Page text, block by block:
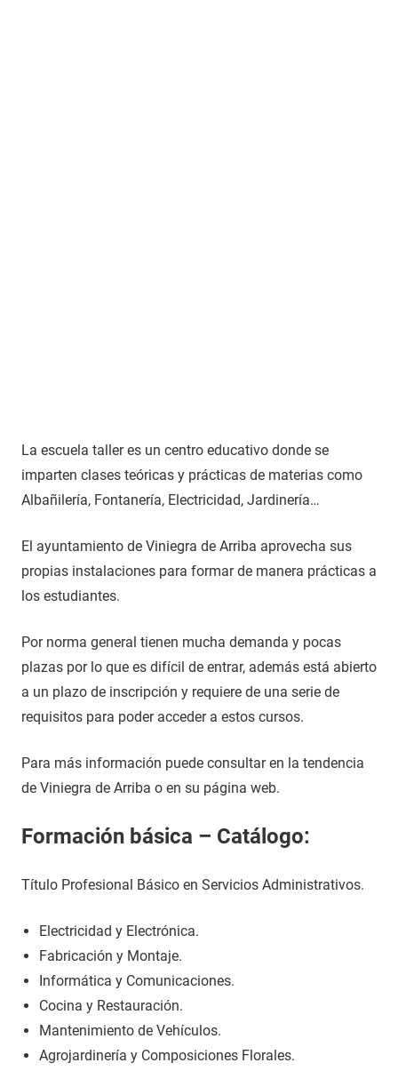
La escuela taller es un centro educativo donde se
imparten clases teóricas y prácticas de materias como
Albañilería, Fontanería, Electricidad, Jardinería…
El ayuntamiento de Viniegra de Arriba aprovecha sus
propias instalaciones para formar de manera prácticas a
los estudiantes.
Por norma general tienen mucha demanda y pocas
plazas por lo que es difícil de entrar, además está abierto
a un plazo de inscripción y requiere de una serie de
requisitos para poder acceder a estos cursos.
Para más información puede consultar en la tendencia
de Viniegra de Arriba o en su página web.
Formación básica – Catálogo:
Título Profesional Básico en Servicios Administrativos.
Electricidad y Electrónica.
Fabricación y Montaje.
Informática y Comunicaciones.
Cocina y Restauración.
Mantenimiento de Vehículos.
Agrojardinería y Composiciones Florales.